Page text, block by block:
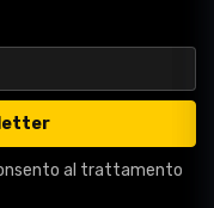
al trattamento